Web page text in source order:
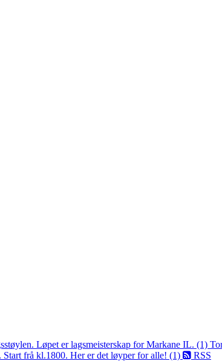
Løpet er lagsmeisterskap for Markane IL. (1)
frå kl.1800. Her er det løyper for alle! (1)
RSS